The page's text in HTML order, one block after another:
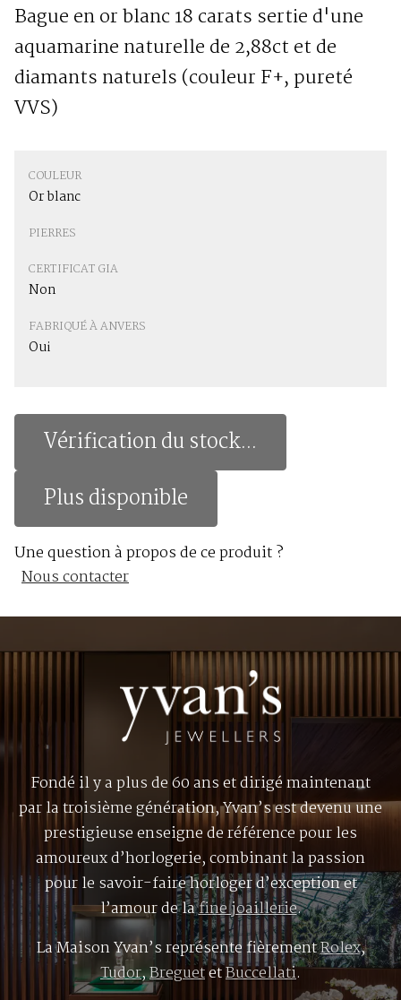
Bague en or blanc 18 carats sertie d'une
aquamarine naturelle de 2,88ct et de
diamants naturels (couleur F+, pureté
VVS)
COULEUR
Or blanc
PIERRES
CERTIFICAT GIA
Non
FABRIQUÉ À ANVERS
Oui
Vérification du stock...
Plus disponible
Une question à propos de ce produit ?
Nous contacter
Fondé il y a plus de 60 ans et dirigé maintenant
par la troisième génération, Yvan’s est devenu une
prestigieuse enseigne de référence pour les
amoureux d’horlogerie, combinant la passion
pour le savoir-faire horloger d’exception et
l’amour de lafine joaillerie.
La Maison Yvan’s représente fièrementRolex,
Tudor,BreguetetBuccellati.